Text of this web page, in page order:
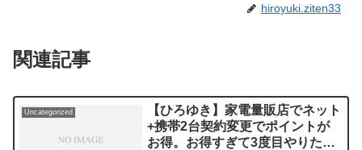
hiroyuki.ziten33
関連記事
Uncategorized
【ひろゆき】家電量販店でネット
+携帯2台契約変更でポイントが
お得。お得すぎて3度目やりたく